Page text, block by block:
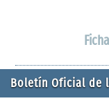
Boletín Oficial de